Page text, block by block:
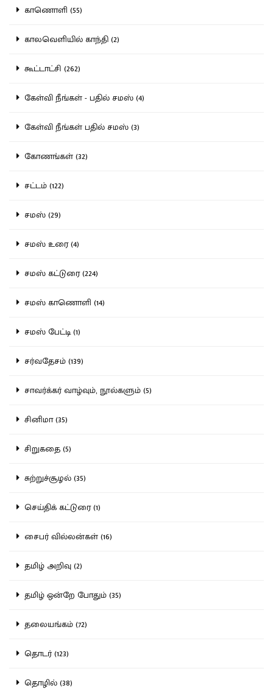
காணொளி (55)
காலவெளியில் காந்தி (2)
கூட்டாட்சி (262)
கேள்வி நீங்கள் - பதில் சமஸ் (4)
கேள்வி நீங்கள் பதில் சமஸ் (3)
கோணங்கள் (32)
சட்டம் (122)
சமஸ் (29)
சமஸ் உரை (4)
சமஸ் கட்டுரை (224)
சமஸ் காணொளி (14)
சமஸ் பேட்டி (1)
சர்வதேசம் (139)
சாவர்க்கர் வாழ்வும், நூல்களும் (5)
சினிமா (35)
சிறுகதை (5)
சுற்றுச்சூழல் (35)
செய்திக் கட்டுரை (1)
சைபர் வில்லன்கள் (16)
தமிழ் அறிவு (2)
தமிழ் ஒன்றே போதும் (35)
தலையங்கம் (72)
தொடர் (123)
தொழில் (38)